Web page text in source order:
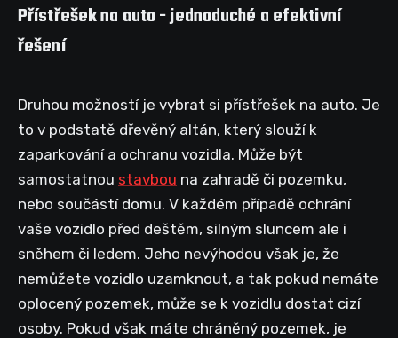
Přístřešek na auto - jednoduché a efektivní
řešení
Druhou možností je vybrat si přístřešek na auto. Je
to v podstatě dřevěný altán, který slouží k
zaparkování a ochranu vozidla. Může být
samostatnou stavbou na zahradě či pozemku,
nebo součástí domu. V každém případě ochrání
vaše vozidlo před deštěm, silným sluncem ale i
sněhem či ledem. Jeho nevýhodou však je, že
nemůžete vozidlo uzamknout, a tak pokud nemáte
oplocený pozemek, může se k vozidlu dostat cizí
osoby. Pokud však máte chráněný pozemek, je